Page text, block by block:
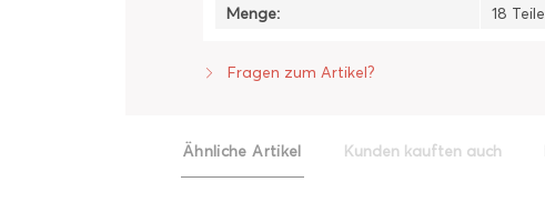
Menge:
18 Teile
Fragen zum Artikel?
Ähnliche Artikel Kunden kauften auch